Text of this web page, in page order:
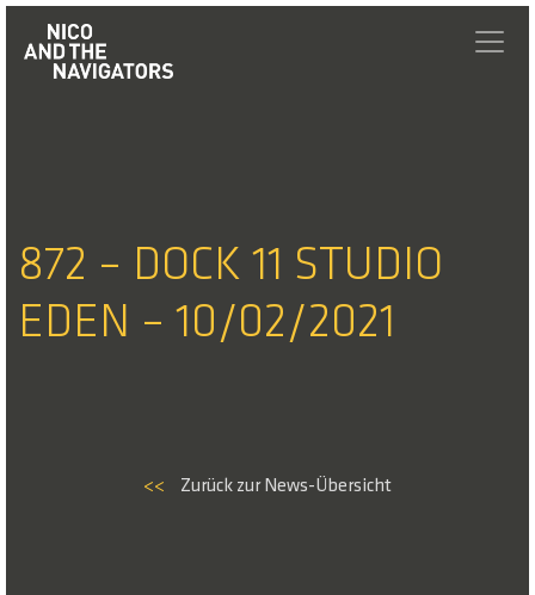
872 – DOCK 11 STUDIO
EDEN – 10/02/2021
<< Zurück zur News-Übersicht